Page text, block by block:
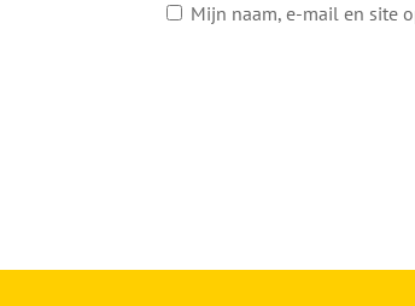
Mijn naam, e-mail en site